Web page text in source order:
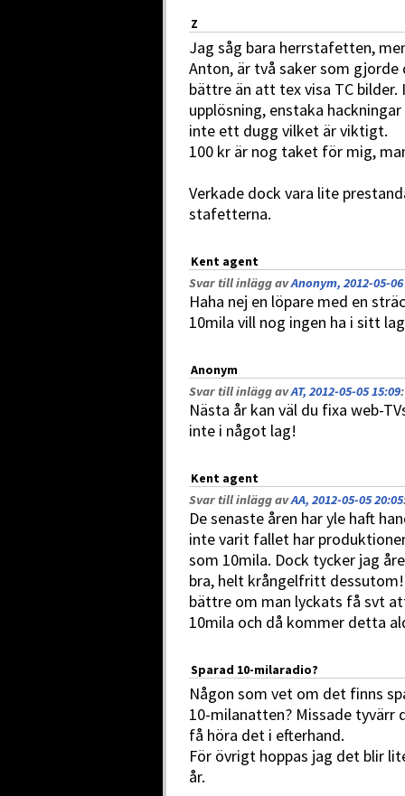
Z
Jag såg bara herrstafetten,
Anton, är två saker som gjorde
bättre än att tex visa TC
upplösning, enstaka
inte ett dugg vilket är viktigt.
100 kr är nog taket för mig,
Verkade dock vara lite
stafetterna.
Kent agent
Svar till inlägg avAnonym, 2012-05-
Haha nej en löpare med en
10mila vill nog ingen ha i sitt
Anonym
Svar till inlägg avAT, 2012-05-05 15:09:
Nästa år kan väl du fixa web-
inte i något lag!
Kent agent
Svar till inlägg avAA, 2012-05-05 20:05
De senaste åren har yle haft
inte varit fallet har
som 10mila. Dock tycker jag
bra, helt krångelfritt
bättre om man lyckats få svt
10mila och då kommer detta
Sparad 10-milaradio?
Någon som vet om det finns
10-milanatten? Missade
få höra det i efterhand.
För övrigt hoppas jag det blir
år.